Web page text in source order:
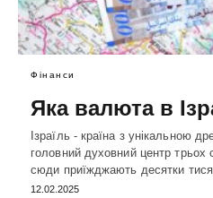
Фінанси
Яка валюта в
Ізраїль - країна з унікальною
головний духовний центр трьох
сюди приїжджають десятки
12.02.2025